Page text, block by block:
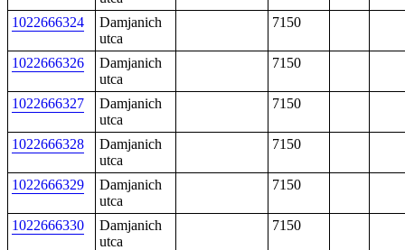
1022666324
Damjanich
utca
7150
1022666326
Damjanich
utca
7150
1022666327
Damjanich
utca
7150
1022666328
Damjanich
utca
7150
1022666329
Damjanich
utca
7150
1022666330
Damjanich
utca
7150